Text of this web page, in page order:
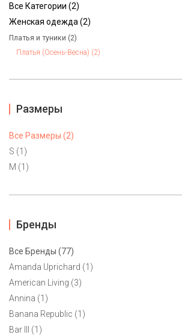
Коктейльное платье Kyle Richards S
4700 ₽
Все Категории (2)
Женская одежда (2)
Платья и туники (2)
Платья (Осень-Весна) (2)
Размеры
Все Размеры (2)
S (1)
M (1)
Бренды
Все Бренды (77)
Amanda Uprichard (1)
American Living (3)
Annina (1)
Banana Republic (1)
Bar III (1)